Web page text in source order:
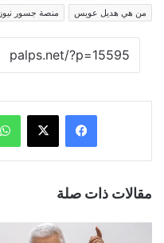
من هي هديل عويس
منصة جسور نيوز
فيسبوك ‫X
مقالات ذات صلة